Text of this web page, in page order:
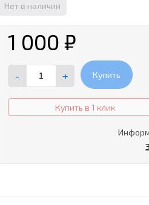
Нет в наличии
1 000₽
- + Купить
Купить в 1 клик